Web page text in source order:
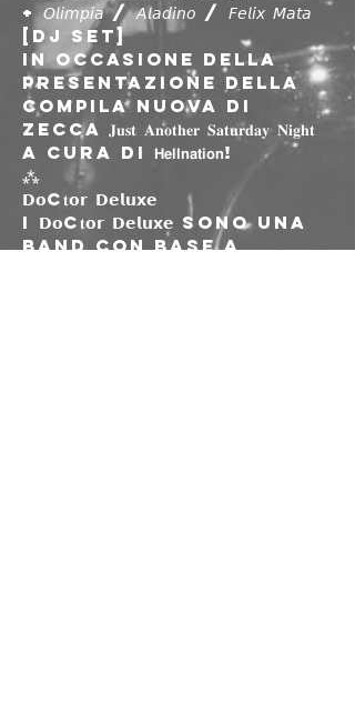
+ 𝘖𝘭𝘪𝘮𝘱𝘪𝘢 / 𝘈𝘭𝘢𝘥𝘪𝘯𝘰 / 𝘍𝘦𝘭𝘪𝘹 𝘔𝘢𝘵𝘢
[dj set]
In occasione della
presentazione della
compila nuova di
zecca 𝐉𝐮𝐬𝐭 𝐀𝐧𝐨𝐭𝐡𝐞𝐫 𝐒𝐚𝐭𝐮𝐫𝐝𝐚𝐲 𝐍𝐢𝐠𝐡𝐭
a cura di 𝗛𝗲𝗹𝗹𝗻𝗮𝘁𝗶𝗼𝗻!
⁂
𝗗𝗼c𝐭𝗼𝗿 𝗗𝗲𝗹𝘂𝘅𝗲
I 𝗗𝗼c𝐭𝗼𝗿 𝗗𝗲𝗹𝘂𝘅𝗲 sono una
band con base a